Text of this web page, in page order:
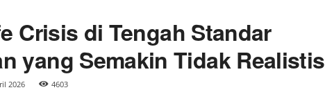
Crisis di Tengah Standar
yang Semakin Tidak Realistis
2026 4603